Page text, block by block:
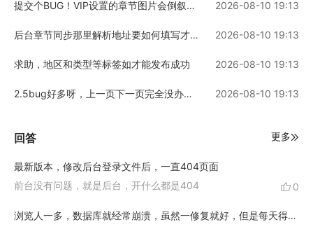
提交个BUG！VIP设置的章节图片会倒叙，免费的是正常显示 ！ 2026-08-10 19:13
后台章节同步那里解析地址要如何填写才能把图片同步到本地 2026-08-10 19:13
求助，地区和类型等标签如才能发布成功 2026-08-10 19:13
2.5bug好多呀，上一页下一页完全没办法用 2026-08-10 19:13
回答 更多
最新版本，修改后台登录文件后，一直404页面
前台没有问题，就是后台，开什么都是404
0
浏览人一多，数据库就经常崩溃，虽然一修复就好，但是每天得修复好几次